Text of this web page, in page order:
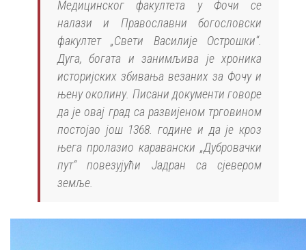
Медицинског факултета у Фочи се
налази и Православни богословски
факултет „Свети Василије Острошки“.
Дуга, богата и занимљива је хроника
историјских збивања везаних за Фочу и
њену околину. Писани документи говоре
да је овај град са развијеном трговином
постојао још 1368. године и да је кроз
њега пролазио каравански „Дубровачки
пут“ повезујући Јадран са сјевером
земље.